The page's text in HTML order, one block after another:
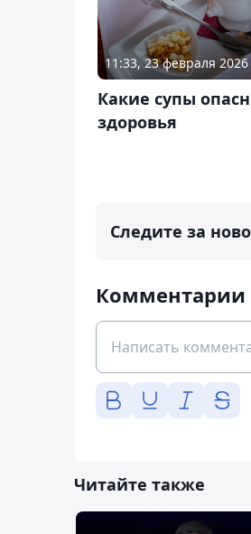
11:33, 23 февраля 2026
Какие супы
здоровья
Следите за
Комментарии
Читайте также